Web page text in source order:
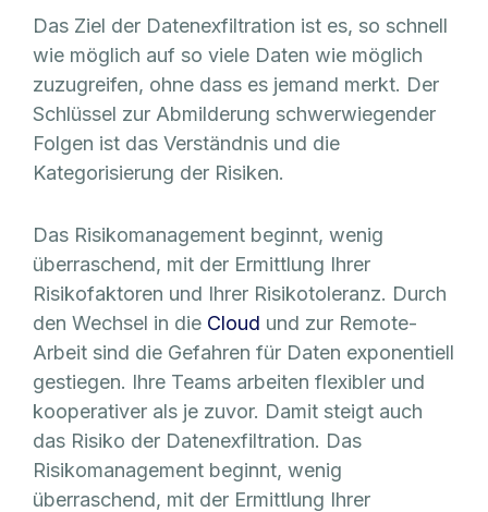
Das Ziel der Datenexfiltration ist es, so schnell
wie möglich auf so viele Daten wie möglich
zuzugreifen, ohne dass es jemand merkt. Der
Schlüssel zur Abmilderung schwerwiegender
Folgen ist das Verständnis und die
Kategorisierung der Risiken.
Das Risikomanagement beginnt, wenig
überraschend, mit der Ermittlung Ihrer
Risikofaktoren und Ihrer Risikotoleranz. Durch
den Wechsel in die Cloud und zur Remote-
Arbeit sind die Gefahren für Daten exponentiell
gestiegen. Ihre Teams arbeiten flexibler und
kooperativer als je zuvor. Damit steigt auch
das Risiko der Datenexfiltration. Das
Risikomanagement beginnt, wenig
überraschend, mit der Ermittlung Ihrer